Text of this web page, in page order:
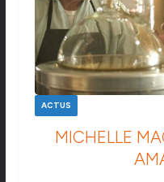
ACTUS
MICHELLE